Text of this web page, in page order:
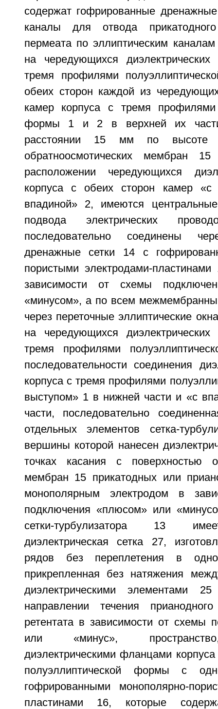
содержат гофрированные
каналы для отвода
пермеата по эллиптическим
на чередующихся
тремя профилями
обеих сторон каждой из
камер корпуса с тремя профилями
формы 1 и 2 в верхней их
расстоянии 15 мм по высоте
обратноосмотических мембран
расположении чередующихся
корпуса с обеих сторон камер
впадиной» 2, имеются
подвода электрических
последовательно соединены
дренажные сетки 14 с
пористыми электродами-
зависимости от схемы
«минусом», а по всем
через переточные эллиптические
на чередующихся
тремя профилями
последовательности соединения
корпуса с тремя профилями
выступом» 1 в нижней части и «с
части, последовательно
отдельных элементов сетка-
вершины которой нанесен
точках касания с поверхностью
мембран 15 прикатодных или
монополярным электродом в
подключения «плюсом» или
сетки-турбулизатора 13
диэлектрическая сетка 27,
рядов без переплетения в
прикрепленная без натяжения
диэлектрическими элементами
направлении течения
ретентата в зависимости от схемы
или «минус»,
диэлектрическими фланцами
полуэллиптической формы с
гофрированными монополярно-
пластинами 16, которые